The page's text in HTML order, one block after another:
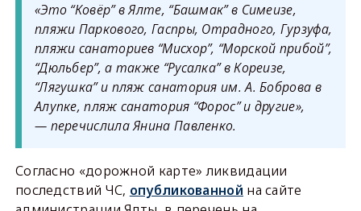
«Это “Ковёр” в Ялте, “Башмак” в Симеизе,
пляжи Паркового, Гаспры, Отрадного, Гурзуфа,
пляжи санаториев “Мисхор”, “Морской прибой”,
“Дюльбер”, а также “Русалка” в Кореизе,
“Лягушка” и пляж санатория им. А. Боброва в
Алупке, пляж санатория “Форос” и другие»,
— перечислила Янина Павленко.
Согласно «дорожной карте» ликвидации
последствий ЧС, опубликованной на сайте